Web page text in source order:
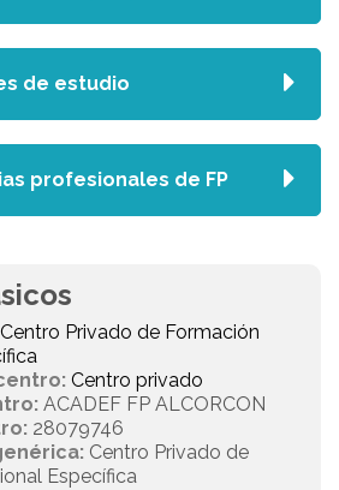
Centro Privado de Formación
Centro privado
ACADEF FP ALCORCON
28079746
Centro Privado de
Específica
de estudio
profesionales de FP